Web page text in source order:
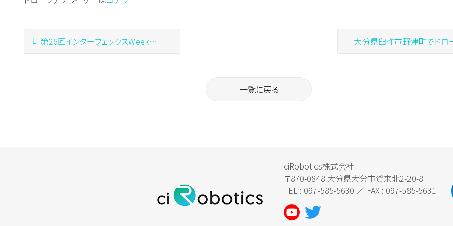
第26回インターフェックスWeek出展のお知らせ 大分県臼杵市野津町でドローンによる水稲直播の実演を
一覧に戻る
ciRobotics株式会社
〒870-0848 大分県大分市賀来北2-20-8
TEL : 097-585-5630 ／ FAX : 097-585-5631